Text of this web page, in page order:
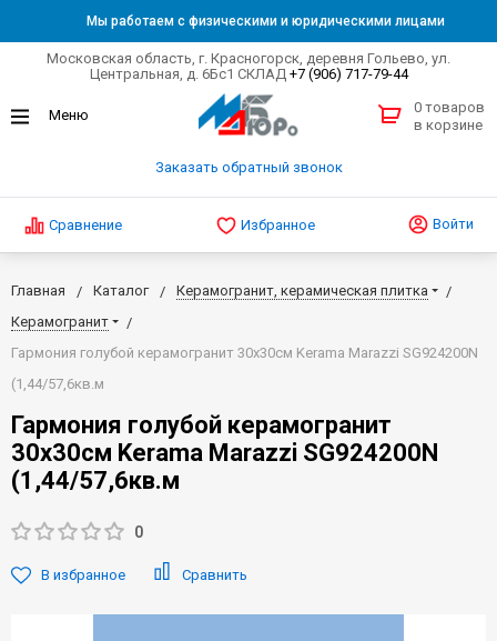
Мы работаем с физическими и юридическими лицами
Московская область, г. Красногорск, деревня Гольево, ул.
Центральная, д. 6Бс1 СКЛАД +7 (906) 717-79-44
Заказать обратный звонок
0 товаров
в корзине
Сравнение Избранное Войти
Главная Каталог
Керамогранит, керамическая плитка
Керамогранит
Гармония голубой керамогранит 30х30см Kerama Marazzi SG924200N
(1,44/57,6кв.м
Гармония голубой керамогранит
30х30см Kerama Marazzi SG924200N
(1,44/57,6кв.м
0
В избранное Сравнить